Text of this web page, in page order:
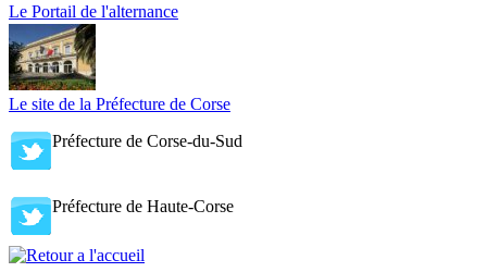
Le Portail de l'alternance
Le site de la Préfecture de Corse
Préfecture de Corse-du-Sud
Préfecture de Haute-Corse